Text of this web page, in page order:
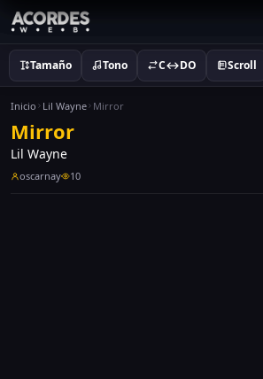
Tamaño Tono C↔DO Scroll
Inicio Lil Wayne Mirror
Mirror
Lil Wayne
oscarnay 10